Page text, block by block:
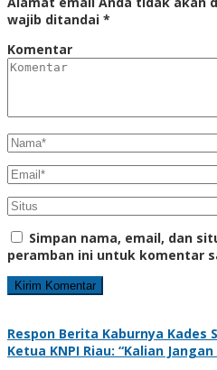
wajib ditandai *
Komentar
Simpan nama, email, dan
peramban ini untuk komentar
Respon Berita Kaburnya Kades
Ketua KNPI Riau: “Kalian